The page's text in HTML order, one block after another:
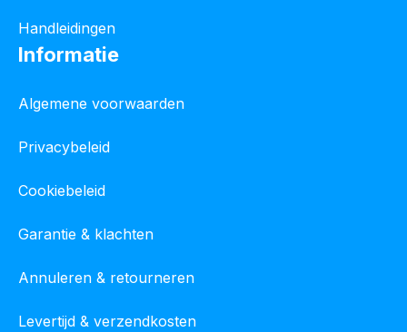
Handleidingen
Informatie
Algemene voorwaarden
Privacybeleid
Cookiebeleid
Garantie & klachten
Annuleren & retourneren
Levertijd & verzendkosten